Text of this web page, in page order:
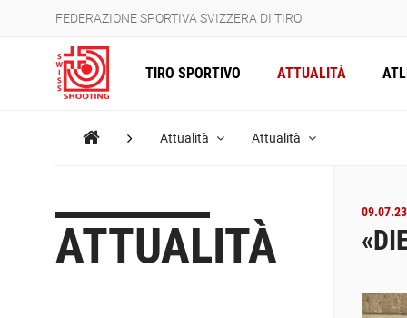
FEDERAZIONE SPORTIVA SVIZZERA DI TIRO
TIRO SPORTIVO ATTUALITÀ
Attualità Attualità
ATTUALITÀ
09.07.23